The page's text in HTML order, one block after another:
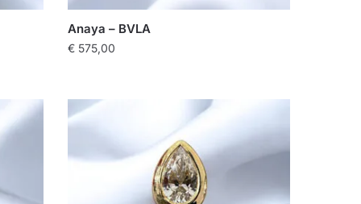
op
de
Anaya – BVLA
€ 575,00